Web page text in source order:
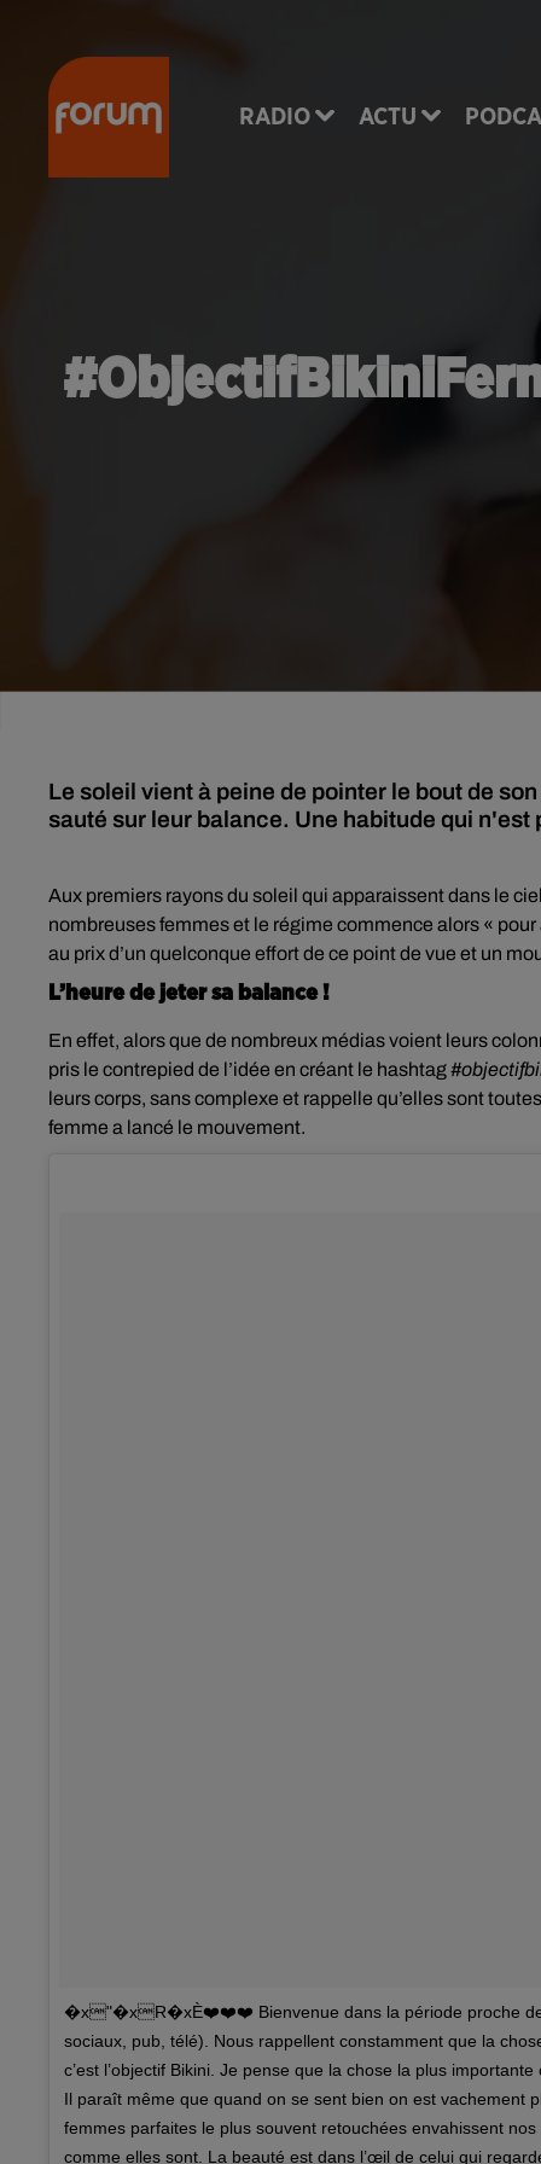
RADIO ACTU
Le soleil vient à peine de pointer le bout de
sauté sur leur balance. Une habitude qui n'est
Aux premiers rayons du soleil qui apparaissent dans le
nombreuses femmes et le régime commence alors «
au prix d’un quelconque effort de ce point de vue et un
L’heure de jeter sa balance !
En effet, alors que de nombreux médias voient leurs
pris le contrepied de l’idée en créant le hashtag
leurs corps, sans complexe et rappelle qu’elles sont
femme a lancé le mouvement.
�x"�xR�xÈ❤️❤️❤️ Bienvenue dans la période proche de
sociaux, pub, télé). Nous rappellent constamment que la
c’est l’objectif Bikini. Je pense que la chose la plus
Il paraît même que quand on se sent bien on est vachement
femmes parfaites le plus souvent retouchées envahissent
comme elles sont. La beauté est dans l’œil de celui qui